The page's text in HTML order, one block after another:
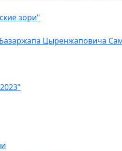
зори"
Цыренжаповича